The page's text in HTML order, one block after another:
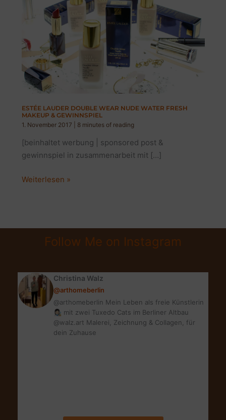
ESTÉE LAUDER DOUBLE WEAR NUDE WATER FRESH
MAKEUP & GEWINNSPIEL
1. November 2017
8 minutes of reading
[beinhaltet werbung | sponsored post &
gewinnspiel in zusammenarbeit mit […]
ESTÉE
NUDE
WATER
&
GEWINNSPIEL
Weiterlesen »
Follow Me on Instagram
Christina Walz
@arthomeberlin
@arthomeberlin Mein Leben als freie Künstlerin
👩🏻‍🎨 mit zwei Tuxedo Cats im Berliner Altbau
@walz.art Malerei, Zeichnung & Collagen, für
dein Zuhause